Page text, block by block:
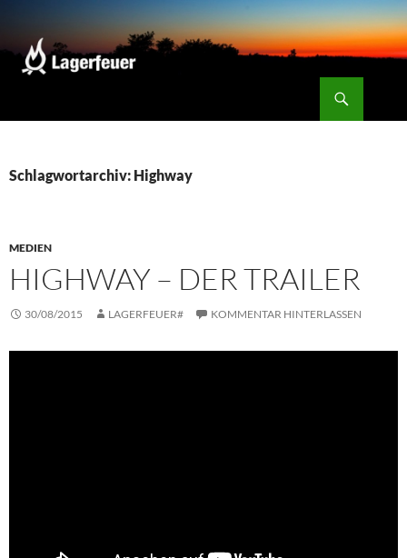
springen
Schlagwortarchiv: Highway
MEDIEN
HIGHWAY – DER TRAILER
30/08/2015 LAGERFEUER# KOMMENTAR HINTERLASSEN